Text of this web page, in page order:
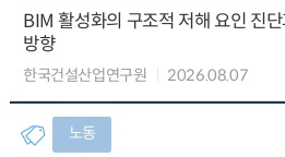
BIM 활성화의 구조적 저해 요인 진
방향
한국건설산업연구원 2026.08.07
노동